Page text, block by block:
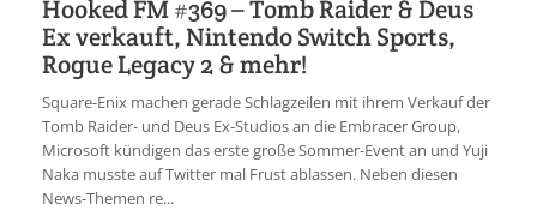
Hooked FM #369 – Tomb Raider & Deus
Ex verkauft, Nintendo Switch Sports,
Rogue Legacy 2 & mehr!
Square-Enix machen gerade Schlagzeilen mit ihrem Verkauf der
Tomb Raider- und Deus Ex-Studios an die Embracer Group,
Microsoft kündigen das erste große Sommer-Event an und Yuji
Naka musste auf Twitter mal Frust ablassen. Neben diesen
News-Themen re...